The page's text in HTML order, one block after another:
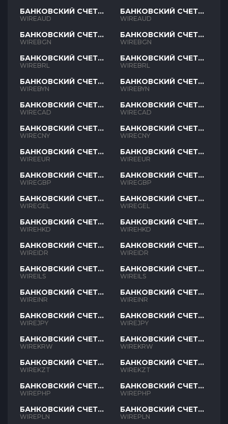
БАНКОВСКИЙ СЧЕТ
AUD
WIREAUD
БАНКОВСКИЙ СЧЕТ
BGN
WIREBGN
БАНКОВСКИЙ СЧЕТ
BRL
WIREBRL
БАНКОВСКИЙ СЧЕТ
BYN
WIREBYN
БАНКОВСКИЙ СЧЕТ
CAD
WIRECAD
БАНКОВСКИЙ СЧЕТ
CNY
WIRECNY
БАНКОВСКИЙ СЧЕТ
EUR
WIREEUR
БАНКОВСКИЙ СЧЕТ
GBP
WIREGBP
БАНКОВСКИЙ СЧЕТ
GEL
WIREGEL
БАНКОВСКИЙ СЧЕТ
HKD
WIREHKD
БАНКОВСКИЙ СЧЕТ
IDR
WIREIDR
БАНКОВСКИЙ СЧЕТ
ILS
WIREILS
БАНКОВСКИЙ СЧЕТ
INR
WIREINR
БАНКОВСКИЙ СЧЕТ
JPY
WIREJPY
БАНКОВСКИЙ СЧЕТ
KRW
WIREKRW
БАНКОВСКИЙ СЧЕТ
KZT
WIREKZT
БАНКОВСКИЙ СЧЕТ
PHP
WIREPHP
БАНКОВСКИЙ СЧЕТ
PLN
WIREPLN
БАНКОВСКИЙ СЧЕТ
AUD
WIREAUD
БАНКОВСКИЙ СЧЕТ
BGN
WIREBGN
БАНКОВСКИЙ СЧЕТ
BRL
WIREBRL
БАНКОВСКИЙ СЧЕТ
BYN
WIREBYN
БАНКОВСКИЙ СЧЕТ
CAD
WIRECAD
БАНКОВСКИЙ СЧЕТ
CNY
WIRECNY
БАНКОВСКИЙ СЧЕТ
EUR
WIREEUR
БАНКОВСКИЙ СЧЕТ
GBP
WIREGBP
БАНКОВСКИЙ СЧЕТ
GEL
WIREGEL
БАНКОВСКИЙ СЧЕТ
HKD
WIREHKD
БАНКОВСКИЙ СЧЕТ
IDR
WIREIDR
БАНКОВСКИЙ СЧЕТ
ILS
WIREILS
БАНКОВСКИЙ СЧЕТ
INR
WIREINR
БАНКОВСКИЙ СЧЕТ
JPY
WIREJPY
БАНКОВСКИЙ СЧЕТ
KRW
WIREKRW
БАНКОВСКИЙ СЧЕТ
KZT
WIREKZT
БАНКОВСКИЙ СЧЕТ
PHP
WIREPHP
БАНКОВСКИЙ СЧЕТ
PLN
WIREPLN